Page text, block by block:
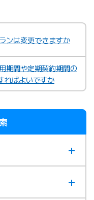
ンは変更できますか
期間や定期契約期間の
ればよいですか